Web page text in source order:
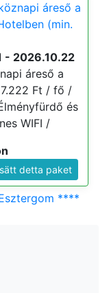
áreső a
(min.
- 2026.10.22
áreső a
Ft / fő /
és
WIFI /
detta paket
****